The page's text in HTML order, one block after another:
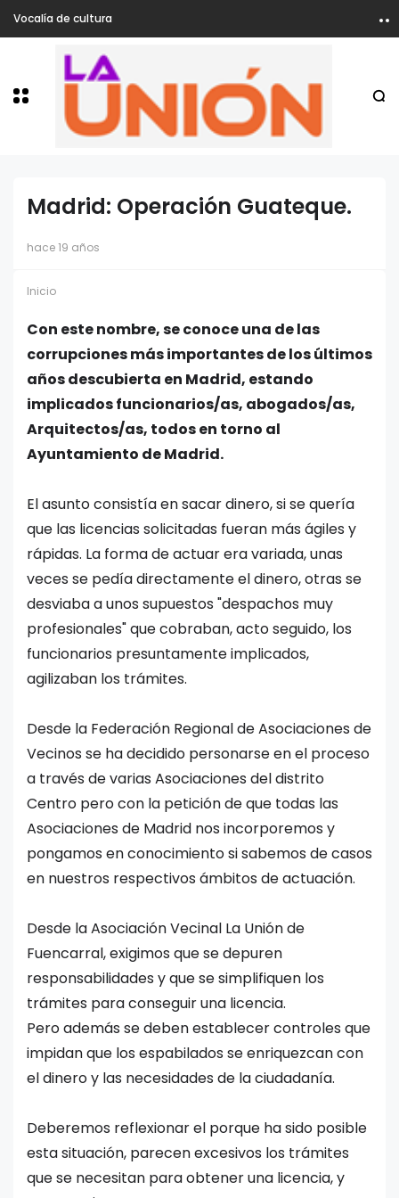
Vocalía de cultura
Madrid: Operación Guateque.
hace 19 años
Inicio
Con este nombre, se conoce una de las
corrupciones más importantes de los últimos
años descubierta en Madrid, estando
implicados funcionarios/as, abogados/as,
Arquitectos/as, todos en torno al
Ayuntamiento de Madrid.
El asunto consistía en sacar dinero, si se quería
que las licencias solicitadas fueran más ágiles y
rápidas. La forma de actuar era variada, unas
veces se pedía directamente el dinero, otras se
desviaba a unos supuestos "despachos muy
profesionales" que cobraban, acto seguido, los
funcionarios presuntamente implicados,
agilizaban los trámites.
Desde la Federación Regional de Asociaciones de
Vecinos se ha decidido personarse en el proceso
a través de varias Asociaciones del distrito
Centro pero con la petición de que todas las
Asociaciones de Madrid nos incorporemos y
pongamos en conocimiento si sabemos de casos
en nuestros respectivos ámbitos de actuación.
Desde la Asociación Vecinal La Unión de
Fuencarral, exigimos que se depuren
responsabilidades y que se simplifiquen los
trámites para conseguir una licencia.
Pero además se deben establecer controles que
impidan que los espabilados se enriquezcan con
el dinero y las necesidades de la ciudadanía.
Deberemos reflexionar el porque ha sido posible
esta situación, parecen excesivos los trámites
que se necesitan para obtener una licencia, y